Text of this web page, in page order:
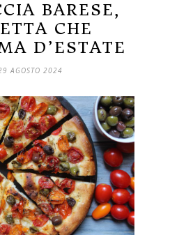
BARESE,
CHE
D’ESTATE
AGOSTO 2024